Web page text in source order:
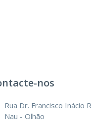
nos
Rua Dr. Francisco Inácio
Nau - Olhão